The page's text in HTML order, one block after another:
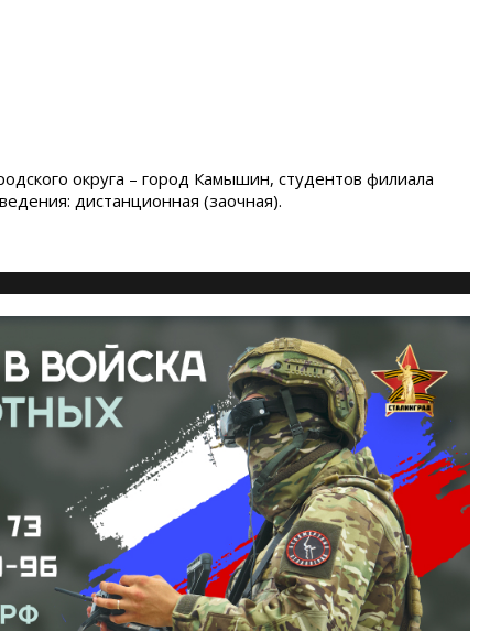
округа – город Камышин, студентов филиала
дистанционная (заочная).